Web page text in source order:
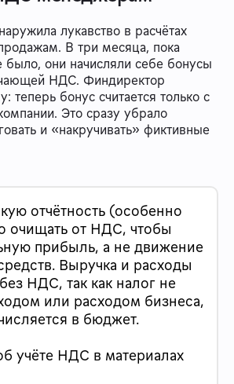
лукавство в расчётах
В три месяца, пока
было, они начисляли себе бонусы
НДС. Финдиректор
теперь бонус считается только с
Это сразу убрало
и «накручивать» фиктивные
отчётность (особенно
очищать от НДС, чтобы
прибыль, а не движение
Выручка и расходы
НДС, так как налог не
или расходом бизнеса,
в бюджет.
учёте НДС в материалах